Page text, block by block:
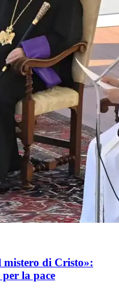
di Cristo»:
la pace